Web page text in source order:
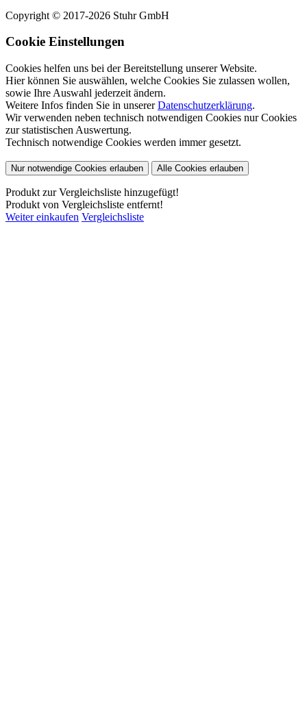
Copyright © 2017-2026 Stuhr GmbH
Cookie Einstellungen
Cookies helfen uns bei der Bereitstellung unserer Website.
Hier können Sie auswählen, welche Cookies Sie zulassen wollen,
sowie Ihre Auswahl jederzeit ändern.
Weitere Infos finden Sie in unsererDatenschutzerklärung.
Wir verwenden neben technisch notwendigen Cookies nur Cookies
zur statistischen Auswertung.
Technisch notwendige Cookies werden immer gesetzt.
Nur notwendige Cookies erlauben Alle Cookies erlauben
Produkt zur Vergleichsliste hinzugefügt!
Produkt von Vergleichsliste entfernt!
Weiter einkaufen Vergleichsliste